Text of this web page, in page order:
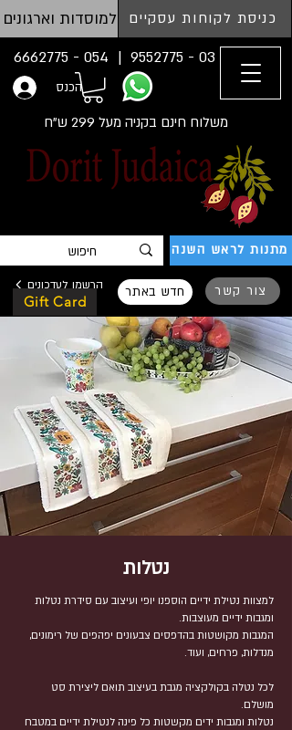
כניסת לקוחות עסקיים למוסדות וארגונים
03 - 9552775 |
הכנס
משלוח חינם בקניה מעל 299 ש"ח
מתנות לראש השנה
צור קשר חדש באתר הרשמו לעדכונים
Gift Card
נטלות
למצוות נטילת ידיים הוספנו יופי ועיצוב עם סידרת נטלות
ומגבות ידיים מעוצבות.
המגבות מקושטות בהדפסים צבעונים יפהפים של רימונים,
מנדלות, פרחים, ועוד.
לכל נטלה בקולקציה מגבת בעיצוב תואם ליצירת סט
מושלם.
נטלות ומגבות ידים מקשטות כל פינה לנטילת ידיים במטבח